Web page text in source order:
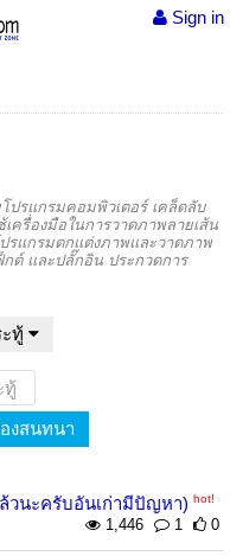
Sign in
ปรแกรมคอมพิวเตอร์ เคล็ดลับ
ครื่องมือในการวาดภาพลายเส้น
รแกรมตกแต่งภาพและวาดภาพ
ต์ และปลั๊กอิน ประกวดการ
ทู้
งสนทนา
วนะครับอันเก่ามีปัญหา) hot!
1,446 1 0